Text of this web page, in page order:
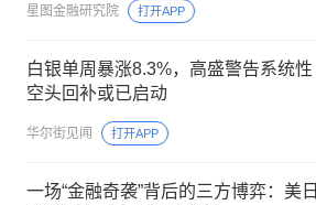
星图金融研究院 打开APP
白银单周暴涨8.3%，高盛警告系统性
空头回补或已启动
华尔街见闻 打开APP
一场“金融奇袭”背后的三方博弈：美日